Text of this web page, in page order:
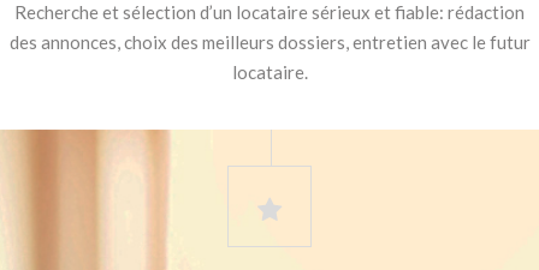
Recherche et sélection d’un locataire sérieux et fiable: rédaction
des annonces, choix des meilleurs dossiers, entretien avec le futur
locataire.